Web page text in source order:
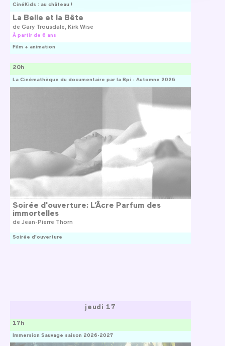
CinéKids : au château !
La Belle et la Bête
de Gary Trousdale Kirk Wise
À partir de 6 ans
Film + animation
La Cinémathèque du documentaire par la Bpi - Automne 2026
20h
Soirée d'ouverture: L’Âcre Parfum des
immortelles
de Jean-Pierre Thorn
Soirée d'ouverture
jeudi 17
Immersion Sauvage saison 2026-2027
17h